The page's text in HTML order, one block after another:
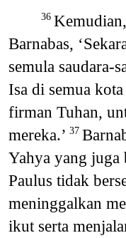
36
Barnabas,
semula saudara-
Isa di semua
firman Tuhan,
mereka.’ 37
Yahya yang juga
Paulus tidak
meninggalkan
ikut serta